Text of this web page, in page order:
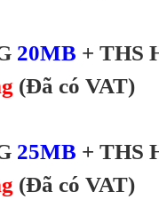
20MB + THS
(Đã có VAT)
25MB + THS
(Đã có VAT)